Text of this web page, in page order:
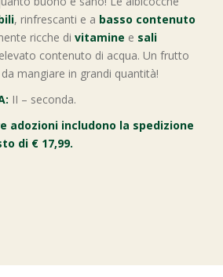
, rinfrescanti e a basso contenuto
ricche di vitamine e sali
contenuto di acqua. Un frutto
mangiare in grandi quantità!
II – seconda.
adozioni includono la spedizione
di € 17,99.